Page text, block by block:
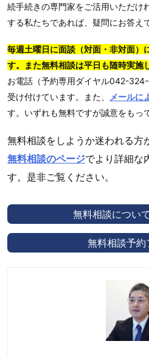
続手続きの専門家をご活用いただけ
する私たちであれば、疑問にお答え
毎週土曜日に面談（対面・非対面）
す。また無料相談は平日も随時実施
お電話（予約専用ダイヤル042-324-
受け付けています。また、
メールに
す。いずれも無料ですが誠意をもっ
無料相談をしようか迷われる方
無料相談のページでより詳細な
す。是非ご覧ください。
無料相談につい
無料相談予約